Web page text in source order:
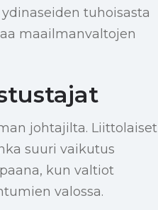
tuhoisasta
maailmanvaltojen
johtajilta. Liittolaiset
suuri vaikutus
kun valtiot
valossa.